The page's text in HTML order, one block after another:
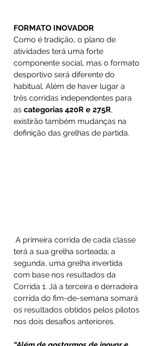
FORMATO INOVADOR
Como é tradição, o plano de
atividades terá uma forte
componente social, mas o formato
desportivo será diferente do
habitual. Além de haver lugar a
três corridas independentes para
as categorias 420R e 275R,
existirão também mudanças na
definição das grelhas de partida.
terá a sua grelha sorteada; a
segunda, uma grelha invertida
com base nos resultados da
Corrida 1. Já a terceira e derradeira
corrida do fim-de-semana somará
os resultados obtidos pelos pilotos
nos dois desafios anteriores.